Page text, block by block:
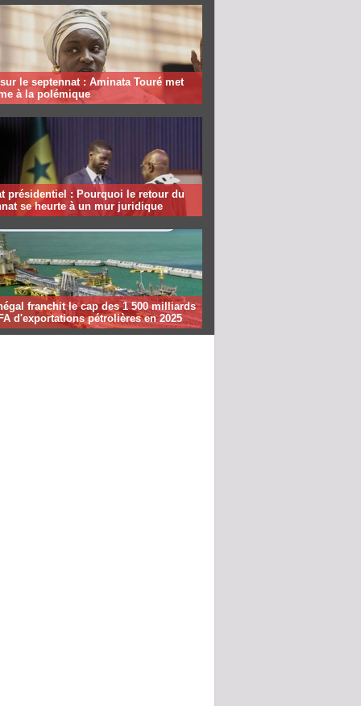
le septennat : Aminata Touré met
à la polémique
présidentiel : Pourquoi le retour du
se heurte à un mur juridique
franchit le cap des 1 500 milliards
d'exportations pétrolières en 2025